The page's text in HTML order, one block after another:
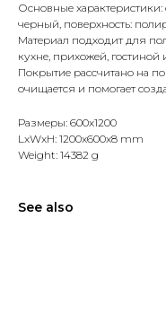
Основные характеристики:
черный, поверхность:
Материал подходит для
кухне, прихожей,
Покрытие рассчитано на
очищается и помогает
Размеры: 600x1200
LxWxH: 1200x600x8 mm
Weight: 14382 g
See also